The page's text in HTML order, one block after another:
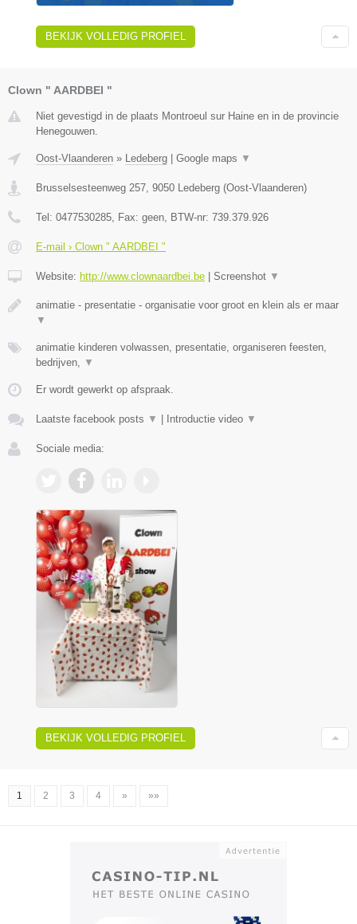
BEKIJK VOLLEDIG PROFIEL
Clown " AARDBEI "
Niet gevestigd in de plaats Montroeul sur Haine en in de provincie
Henegouwen.
Oost-Vlaanderen » Ledeberg Google maps ▼
Brusselsesteenweg 257, 9050 Ledeberg (Oost-Vlaanderen)
Tel: 0477530285, Fax: geen, BTW-nr: 739.379.926
E-mail › Clown " AARDBEI "
Website: http://www.clownaardbei.be Screenshot ▼
animatie - presentatie - organisatie voor groot en klein als er maar
▼
animatie kinderen volwassen, presentatie, organiseren feesten,
bedrijven, ▼
Er wordt gewerkt op afspraak.
Laatste facebook posts ▼ Introductie video ▼
Sociale media:
BEKIJK VOLLEDIG PROFIEL
1 2 3 4 » »»